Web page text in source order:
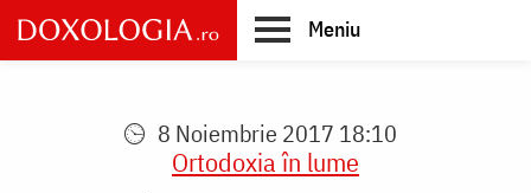
Skip
to
main
Meniu
8 Noiembrie 2017 18:10
Ortodoxia în lume